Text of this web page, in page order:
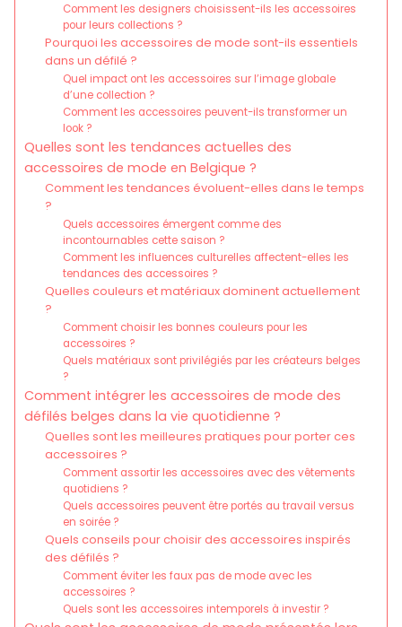
Comment les designers choisissent-ils les accessoires
pour leurs collections ?
Pourquoi les accessoires de mode sont-ils essentiels
dans un défilé ?
Quel impact ont les accessoires sur l’image globale
d’une collection ?
Comment les accessoires peuvent-ils transformer un
look ?
Quelles sont les tendances actuelles des
accessoires de mode en Belgique ?
Comment les tendances évoluent-elles dans le temps
?
Quels accessoires émergent comme des
incontournables cette saison ?
Comment les influences culturelles affectent-elles les
tendances des accessoires ?
Quelles couleurs et matériaux dominent actuellement
?
Comment choisir les bonnes couleurs pour les
accessoires ?
Quels matériaux sont privilégiés par les créateurs belges
?
Comment intégrer les accessoires de mode des
défilés belges dans la vie quotidienne ?
Quelles sont les meilleures pratiques pour porter ces
accessoires ?
Comment assortir les accessoires avec des vêtements
quotidiens ?
Quels accessoires peuvent être portés au travail versus
en soirée ?
Quels conseils pour choisir des accessoires inspirés
des défilés ?
Comment éviter les faux pas de mode avec les
accessoires ?
Quels sont les accessoires intemporels à investir ?